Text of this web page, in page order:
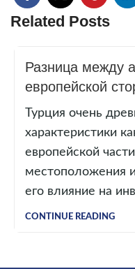
Related Posts
Разница между
европейской
Турция очень
характеристики
европейской
местоположения
его влияние на
CONTINUE READING